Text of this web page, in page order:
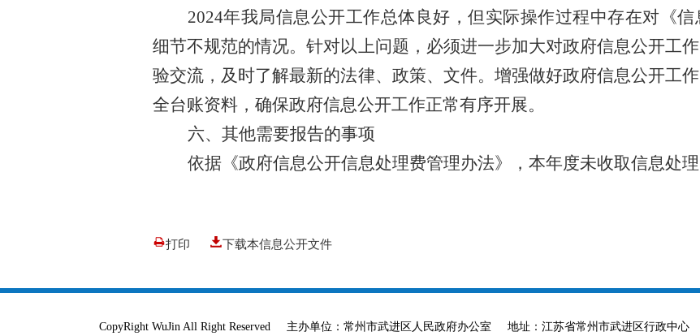
2024年我局信息公开工作总体良好，但实际操作过程中存在对《
细节不规范的情况。针对以上问题，必须进一步加大对政府信息公开工
验交流，及时了解最新的法律、政策、文件。增强做好政府信息公开工
全台账资料，确保政府信息公开工作正常有序开展。
六、其他需要报告的事项
依据《政府信息公开信息处理费管理办法》，本年度未收取信息处理
打印 下载本信息公开文件
CopyRight WuJin All Right Reserved 主办单位：常州市武进区人民政府办公室 地址：江苏省常州市武进区行政中心